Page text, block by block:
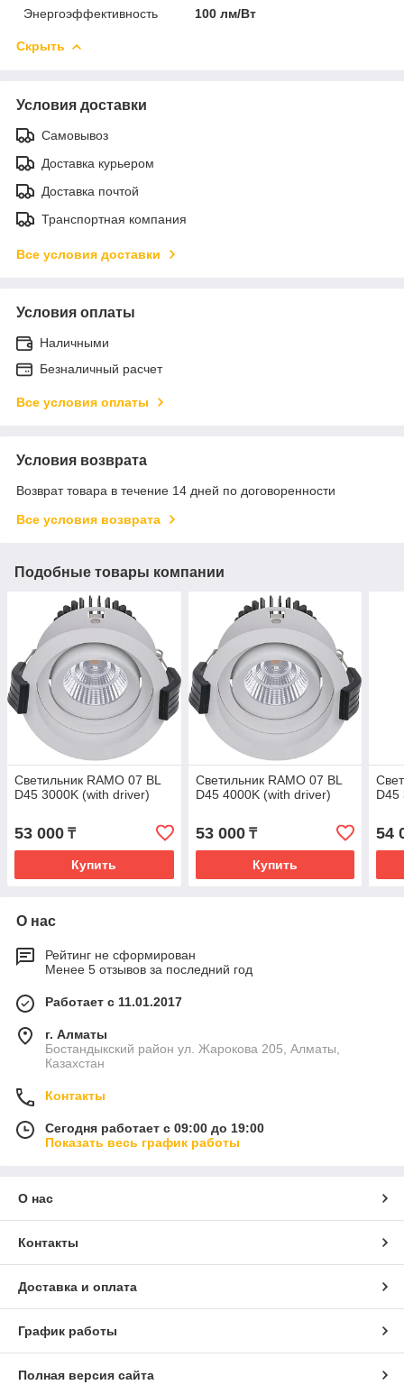
Энергоэффективность 100 лм/Вт
Скрыть
Условия доставки
Самовывоз
Доставка курьером
Доставка почтой
Транспортная компания
Все условия доставки
Условия оплаты
Наличными
Безналичный расчет
Все условия оплаты
Условия возврата
Возврат товара в течение 14 дней по договоренности
Все условия возврата
Подобные товары компании
Светильник RAMO 07 BL
D45 3000K (with driver)
53 000 ₸
Купить
Светильник RAMO 07 BL
D45 4000K (with driver)
53 000₸
Купить
D45
54
О нас
Рейтинг не сформирован
Менее 5 отзывов за последний год
Работает с 11.01.2017
г. Алматы
Бостандыкский район ул. Жарокова 205, Алматы,
Казахстан
Контакты
Сегодня работает с 09:00 до 19:00
Показать весь график работы
О нас
Контакты
Доставка и оплата
График работы
Полная версия сайта